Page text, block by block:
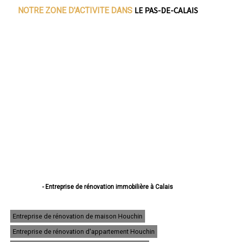
NOTRE ZONE D'ACTIVITE DANS LE PAS-DE-CALAIS
- Entreprise de rénovation immobilière à Calais
- Entreprise de rénovation immobilière à Lens
- Entreprise de rénovation immobilière à Liévin
- Entreprise de rénovation immobilière à Béthune
Entreprise de rénovation de maison Houchin
Entreprise de rénovation d'appartement Houchin